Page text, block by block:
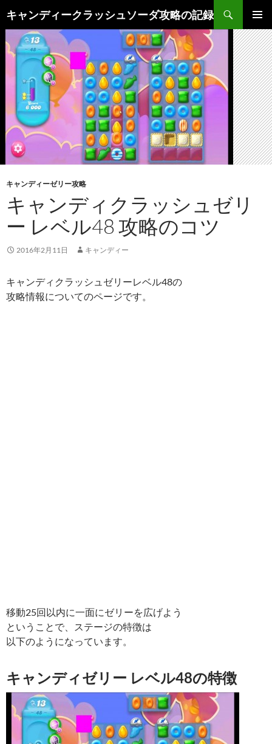
キャンディークラッシュソーダ攻略の記録
索
メインメ
ニュー
ン
テ
ツ
キ
ッ
プ
キャンディーゼリー攻略
キャンディクラッシュゼリ
ー レベル48 攻略のコツ
2016年2月11日 キャンディー
キャンディクラッシュゼリーレベル48の
攻略情報についてのページです。
移動25回以内に一面にゼリーを広げよう
ということで、ステージの特徴は
以下のようになっています。
キャンディゼリー レベル48の特徴